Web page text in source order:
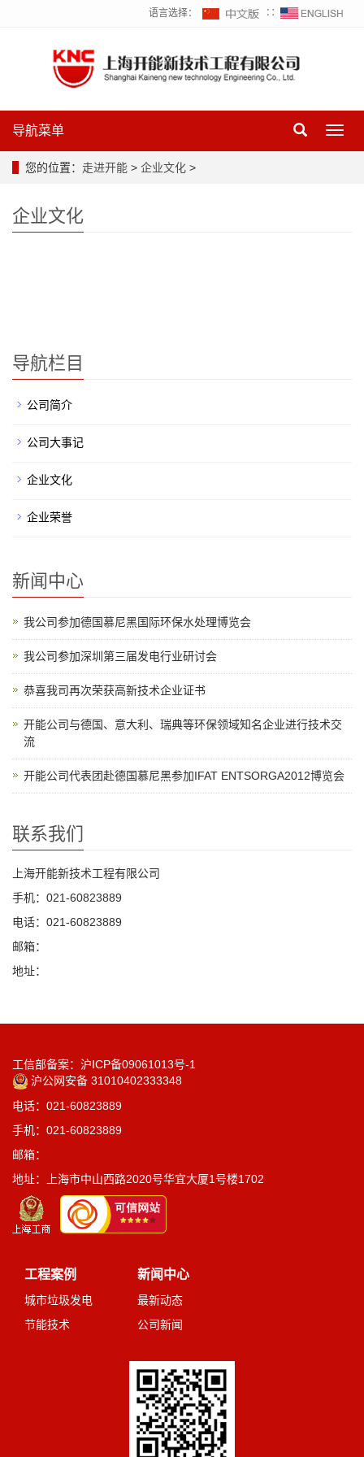
语言选择： ∷
导航菜单
您的位置： 走进开能 > 企业文化 >
企业文化
导航栏目
公司简介
公司大事记
企业文化
企业荣誉
新闻中心
我公司参加德国慕尼黑国际环保水处理博览会
我公司参加深圳第三届发电行业研讨会
恭喜我司再次荣获高新技术企业证书
开能公司与德国、意大利、瑞典等环保领域知名企业进行技术交
流
开能公司代表团赴德国慕尼黑参加IFAT ENTSORGA2012博览会
联系我们
上海开能新技术工程有限公司
手机：021-60823889
电话：021-60823889
邮箱：
地址：
工信部备案：沪ICP备09061013号-1
沪公网安备 31010402333348
电话：021-60823889
手机：021-60823889
邮箱：
地址：上海市中山西路2020号华宜大厦1号楼1702
工程案例
城市垃圾发电
节能技术
新闻中心
最新动态
公司新闻